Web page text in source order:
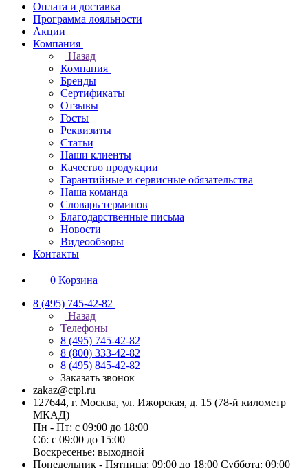
Оплата и доставка
Программа лояльности
Акции
Компания
Назад
Компания
Бренды
Сертификаты
Отзывы
Госты
Реквизиты
Статьи
Наши клиенты
Качество продукции
Гарантийные и сервисные обязательства
Наша команда
Словарь терминов
Благодарственные письма
Новости
Видеообзоры
Контакты
0 Корзина
8 (495) 745-42-82
Назад
Телефоны
8 (495) 745-42-82
8 (800) 333-42-82
8 (495) 845-42-82
Заказать звонок
zakaz@ctpl.ru
127644, г. Москва, ул. Ижорская, д. 15 (78-й километр
МКАД)
Пн - Пт: с 09:00 до 18:00
Сб: с 09:00 до 15:00
Воскресенье: выходной
Понедельник - Пятница: 09:00 до 18:00 Суббота: 09:00